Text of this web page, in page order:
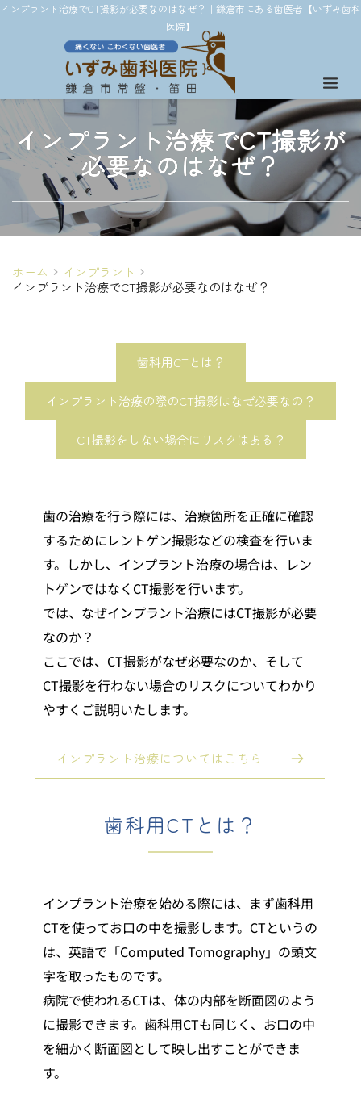
インプラント治療でCT撮影が必要なのはなぜ？｜鎌倉市にある歯医者【いずみ歯科
医院】
インプラント治療でCT撮影が
必要なのはなぜ？
ホーム
インプラント
インプラント治療でCT撮影が必要なのはなぜ？
歯科用CTとは？
インプラント治療の際のCT撮影はなぜ必要なの？
CT撮影をしない場合にリスクはある？
歯の治療を行う際には、治療箇所を正確に確認
するためにレントゲン撮影などの検査を行いま
す。しかし、インプラント治療の場合は、レン
トゲンではなくCT撮影を行います。
では、なぜインプラント治療にはCT撮影が必要
なのか？
ここでは、CT撮影がなぜ必要なのか、そして
CT撮影を行わない場合のリスクについてわかり
やすくご説明いたします。
インプラント治療についてはこちら
歯科用CTとは？
インプラント治療を始める際には、まず歯科用
CTを使ってお口の中を撮影します。CTというの
は、英語で「Computed Tomography」の頭文
字を取ったものです。
病院で使われるCTは、体の内部を断面図のよう
に撮影できます。歯科用CTも同じく、お口の中
を細かく断面図として映し出すことができま
す。